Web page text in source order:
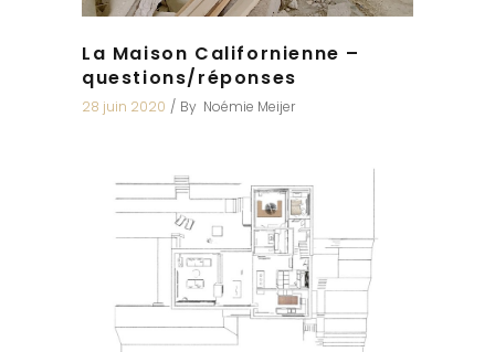
La Maison Californienne –
questions/réponses
28 juin 2020 By Noémie Meijer